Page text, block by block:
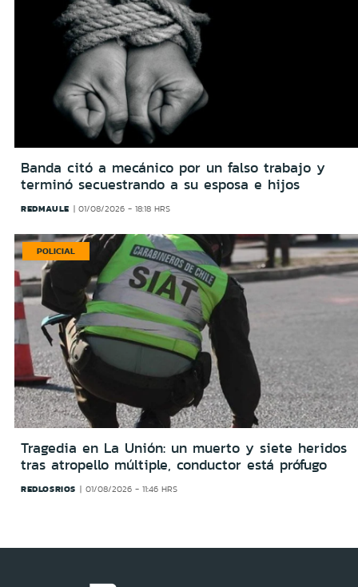
Banda citó a mecánico por un falso trabajo y
terminó secuestrando a su esposa e hijos
REDMAULE 01/08/2026 - 18:18 HRS
POLICIAL
Tragedia en La Unión: un muerto y siete heridos
tras atropello múltiple, conductor está prófugo
REDLOSRIOS 01/08/2026 - 11:46 HRS